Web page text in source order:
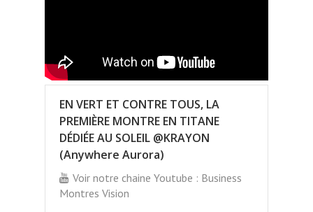
EN VERT ET CONTRE TOUS, LA
PREMIÈRE MONTRE EN TITANE
DÉDIÉE AU SOLEIL @KRAYON
(Anywhere Aurora)
Voir notre chaine Youtube : Business
Montres Vision